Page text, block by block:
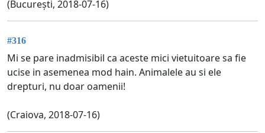
(București, 2018-07-16)
#316
Mi se pare inadmisibil ca aceste mici vietuitoare sa fie
ucise in asemenea mod hain. Animalele au si ele
drepturi, nu doar oamenii!
(Craiova, 2018-07-16)